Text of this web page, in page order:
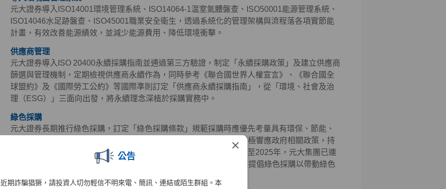
×
公告
近期詐騙猖獗，請投資人切勿輕信不明來電、簡訊、連結或陌生群組。本
元大證券導入ISO14001環境管理系統、ISO14064-1温室氣體盤查、ISO50001能源管理系統、
ISO14046水足跡盤查、ISO45001職業安全衛生，透過系統化的管理架構與流程落各項實節能
計畫，有效改善能源績效，並減少能源費用、降低環境衝擊。
供應商管理
元大證券導入ISO 20400永續採購指南並通過第三方驗證，制定「永續採購政策」及建立供應商
篩選與管理機制，定期檢視供應商永續作為，同時參考《聯合國世界人權宣言》、《聯合國全
球盟約》及《國際勞工公約》等國際準則訂定「供應商永續採購指南」，從「環境、社會及治
理（ESG）」三面向出發，將永續理念深植於採購實務中。
綠色採購
元大證券長期推行綠色採購，訂定「綠色採購條款」規範採購時應優先考量具有環保、節能、
能源之星、節水、綠建材、FSC永續林業、減碳等標章之產品。並積極響應政府相關政策，持
續參與臺北市政府推動之「民間企業及團體實施綠色採購計畫」。截至2025年，元大集團已連
續15年榮獲臺北市政府表揚為「綠色採購績效卓越標竿單位」，藉由提倡綠色採購以帶動綠色